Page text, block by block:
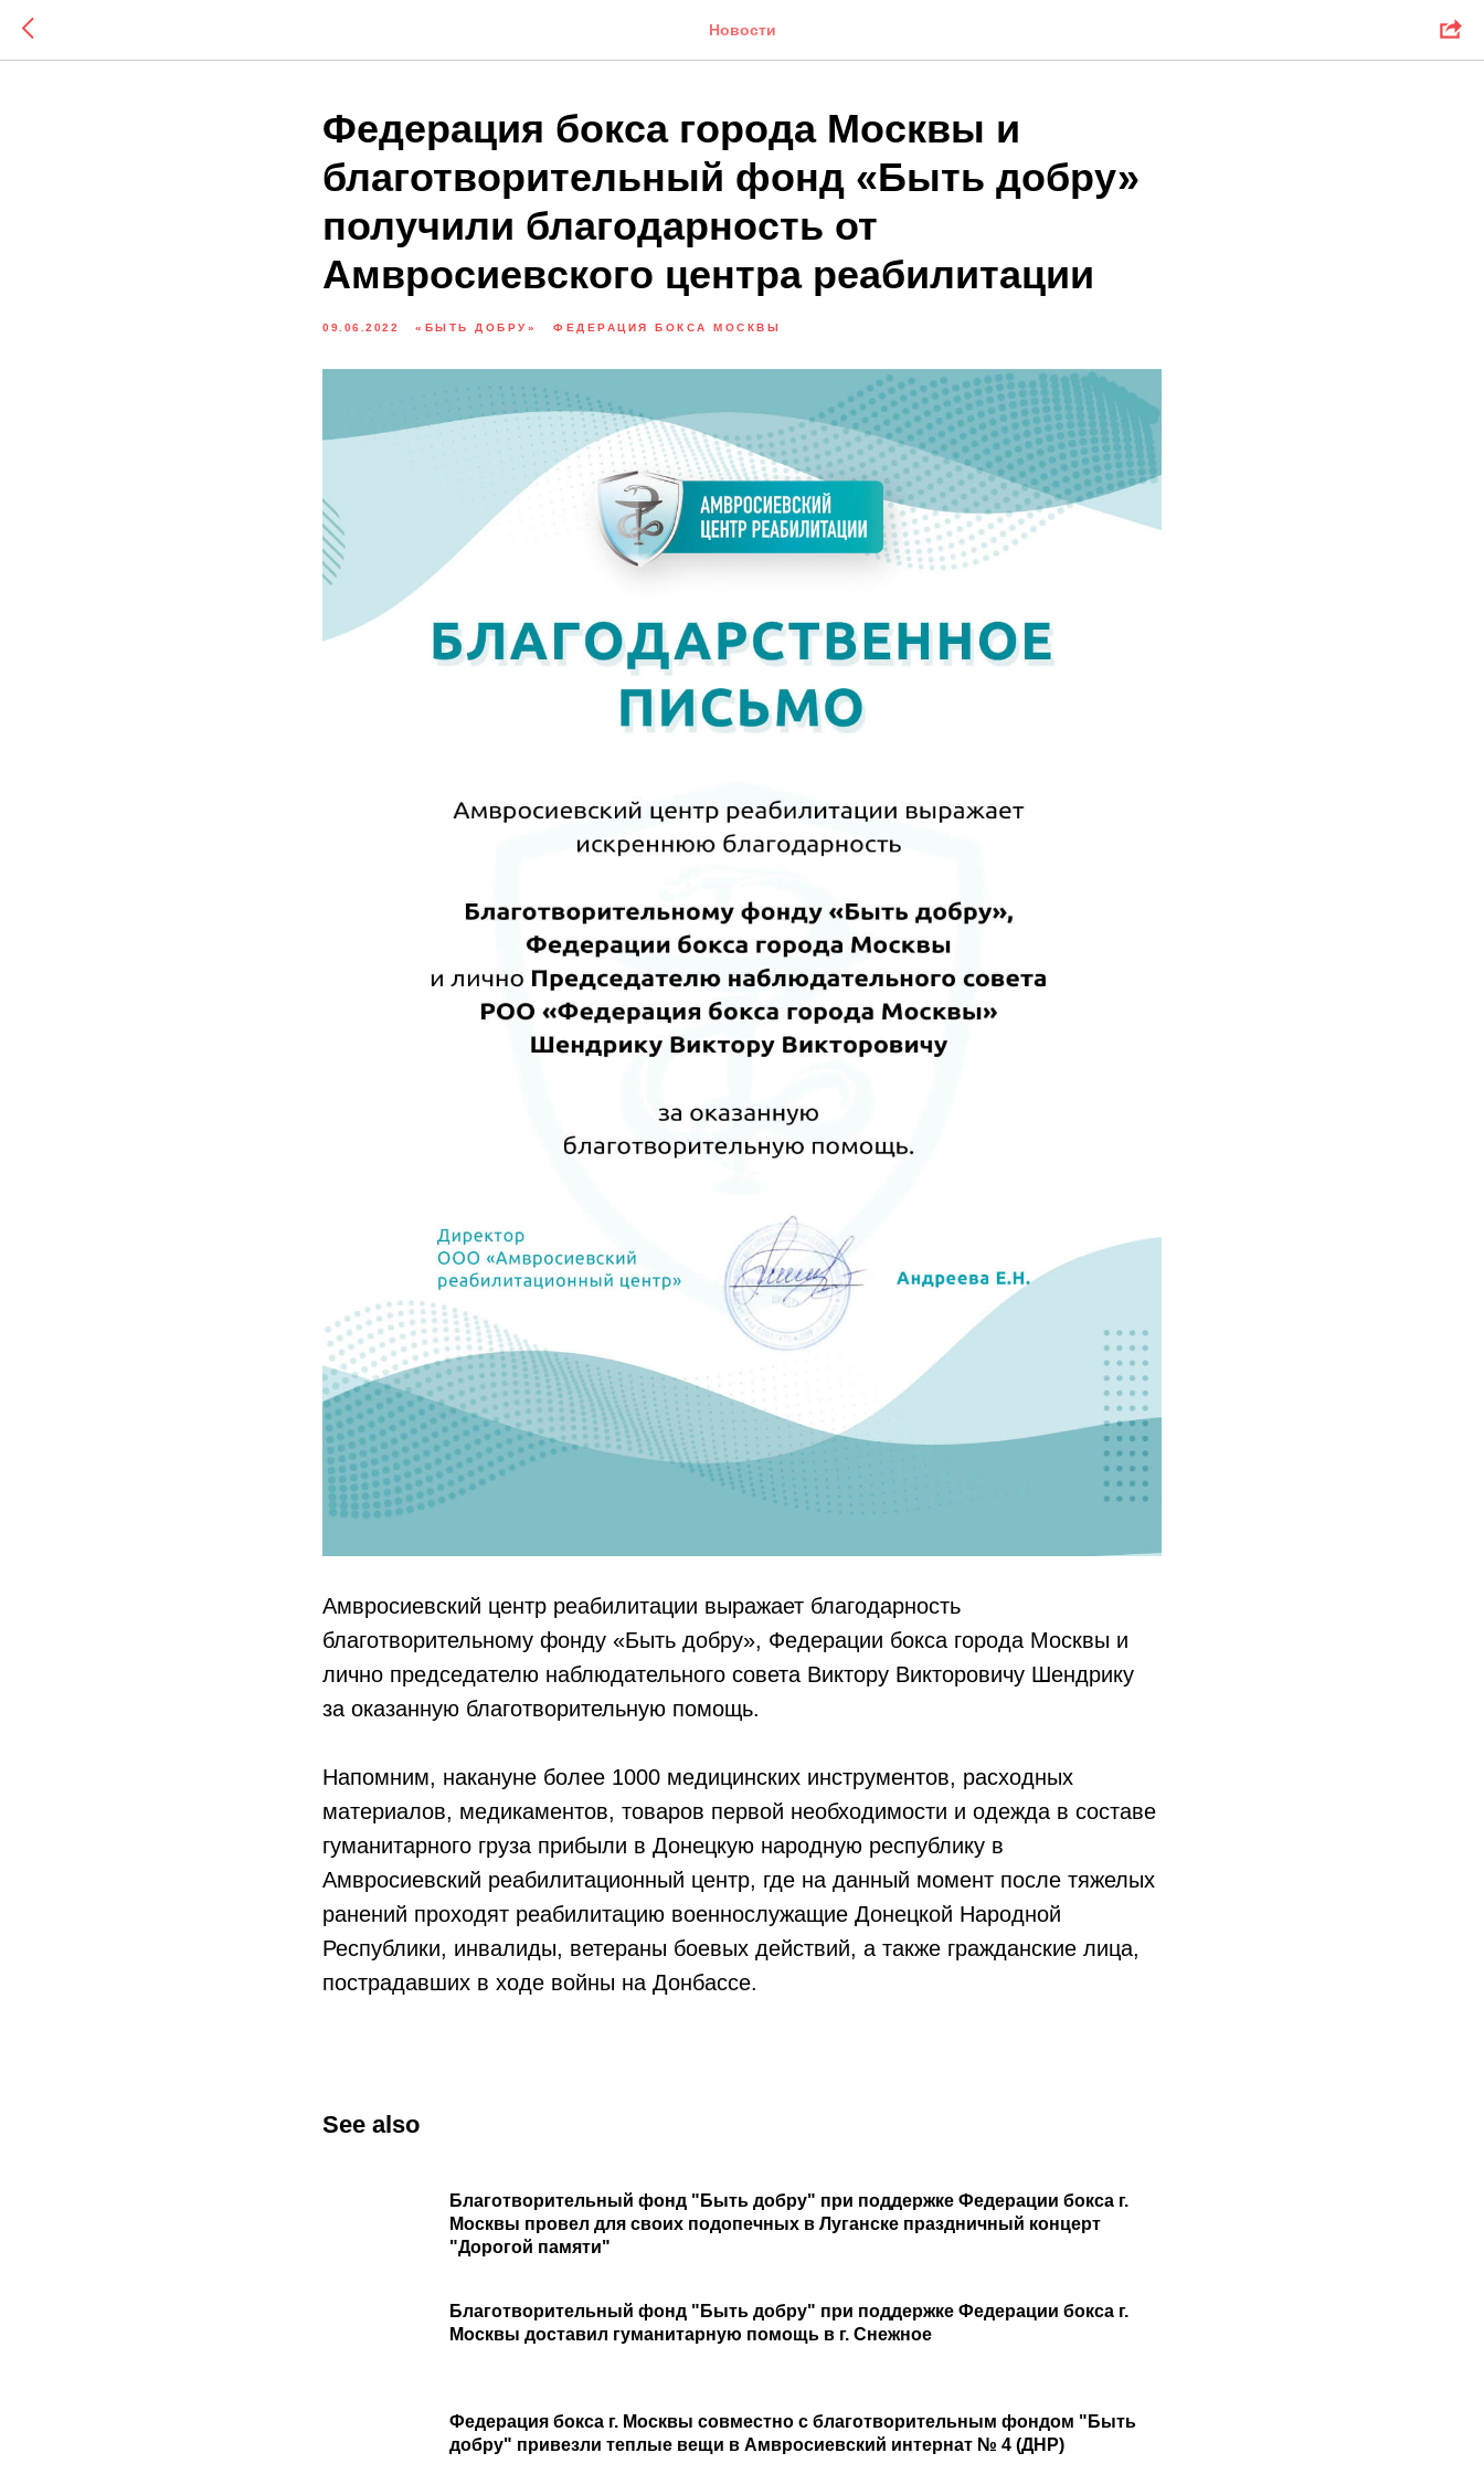
Новости
Федерация бокса города Москвы и
благотворительный фонд «Быть добру»
получили благодарность от
Амвросиевcкого центра реабилитации
09.06.2022 «БЫТЬ ДОБРУ» ФЕДЕРАЦИЯ БОКСА МОСКВЫ
Амвросиевcкий центр реабилитации выражает благодарность
благотворительному фонду «Быть добру», Федерации бокса города Москвы и
лично председателю наблюдательного совета Виктору Викторовичу Шендрику
за оказанную благотворительную помощь.
Напомним, накануне более 1000 медицинских инструментов, расходных
материалов, медикаментов, товаров первой необходимости и одежда в составе
гуманитарного груза прибыли в Донецкую народную республику в
Амвросиевский реабилитационный центр, где на данный момент после тяжелых
ранений проходят реабилитацию военнослужащие Донецкой Народной
Республики, инвалиды, ветераны боевых действий, а также гражданские лица,
пострадавших в ходе войны на Донбассе.
See also
Благотворительный фонд "Быть добру" при поддержке Федерации бокса г.
Москвы провел для своих подопечных в Луганске праздничный концерт
"Дорогой памяти"
Благотворительный фонд "Быть добру" при поддержке Федерации бокса г.
Москвы доставил гуманитарную помощь в г. Снежное
Федерация бокса г. Москвы совместно с благотворительным фондом "Быть
добру" привезли теплые вещи в Амвросиевский интернат № 4 (ДНР)